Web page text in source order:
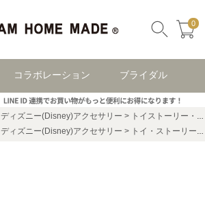
0
コラボレーション ブライダル
ディズニー(Disney)アクセサリー
トイストーリー・TOYSTORY
ディズニー(Disney)アクセサリー トイ・ストーリー / TOYSTORY